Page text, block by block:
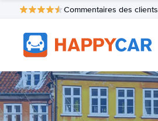
Commentaires des clients